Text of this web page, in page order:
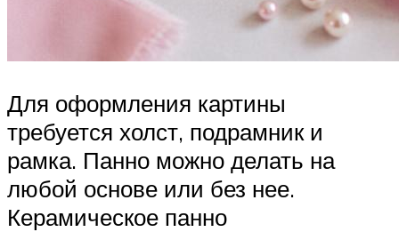
Для оформления картины
требуется холст, подрамник и
рамка. Панно можно делать на
любой основе или без нее.
Керамическое панно